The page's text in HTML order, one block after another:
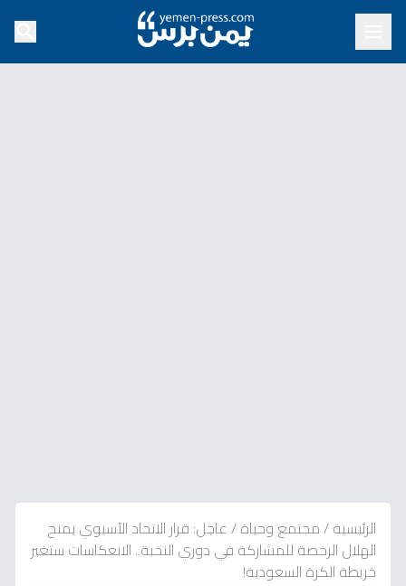
الرئيسية/مجتمع وحياة/عاجل: قرار الاتحاد الآسيوي يمنح
الهلال الرخصة للمشاركة في دوري النخبة.. الانعكاسات ستغير
خريطة الكرة السعودية!